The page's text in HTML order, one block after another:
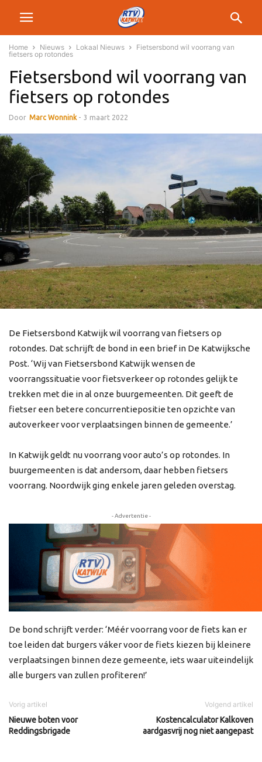
Home Nieuws Lokaal Nieuws
Fietsersbond wil voorrang van
fietsers op rotondes
Fietsersbond wil voorrang van
fietsers op rotondes
Door Marc Wonnink - 3 maart 2022
De Fietsersbond Katwijk wil voorrang van fietsers op
rotondes. Dat schrijft de bond in een brief in De Katwijksche
Post. ‘Wij van Fietsersbond Katwijk wensen de
voorrangssituatie voor fietsverkeer op rotondes gelijk te
trekken met die in al onze buurgemeenten. Dit geeft de
fietser een betere concurrentiepositie ten opzichte van
autoverkeer voor verplaatsingen binnen de gemeente.’
In Katwijk geldt nu voorrang voor auto’s op rotondes. In
buurgemeenten is dat andersom, daar hebben fietsers
voorrang. Noordwijk ging enkele jaren geleden overstag.
- Advertentie -
De bond schrijft verder: ‘Méér voorrang voor de fiets kan er
toe leiden dat burgers váker voor de fiets kiezen bij kleinere
verplaatsingen binnen deze gemeente, iets waar uiteindelijk
alle burgers van zullen profiteren!’
Vorig artikel
Nieuwe boten voor
Reddingsbrigade
Volgend artikel
Kostencalculator Kalkoven
aardgasvrij nog niet aangepast